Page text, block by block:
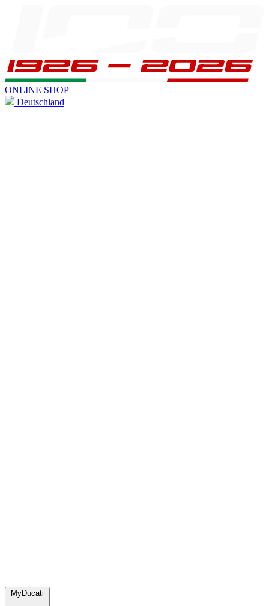
ONLINE SHOP
Deutschland
MyDucati